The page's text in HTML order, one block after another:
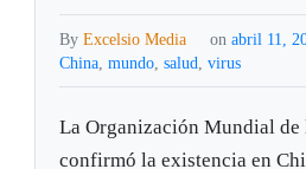
ByExcelsio Media on abril 11,
China,mundo,salud,virus
La Organización Mundial de
confirmó la existencia en